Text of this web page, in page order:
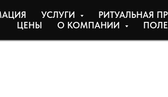
УСЛУГИ РИТУАЛЬНАЯ
ЦЕНЫ
О КОМПАНИИ